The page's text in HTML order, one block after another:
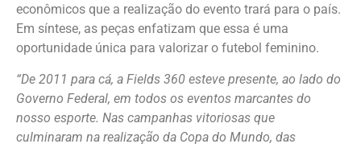
econômicos que a realização do evento trará para o país.
Em síntese, as peças enfatizam que essa é uma
oportunidade única para valorizar o futebol feminino.
“De 2011 para cá, a Fields 360 esteve presente, ao lado do
Governo Federal, em todos os eventos marcantes do
nosso esporte. Nas campanhas vitoriosas que
culminaram na realização da Copa do Mundo, das